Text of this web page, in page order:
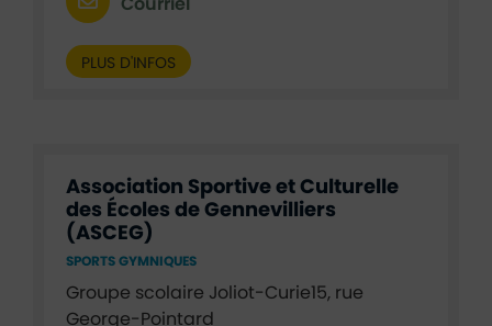
Courriel
PLUS D'INFOS
Association Sportive et Culturelle
des Écoles de Gennevilliers
(ASCEG)
SPORTS GYMNIQUES
Groupe scolaire Joliot-Curie15, rue
George-Pointard